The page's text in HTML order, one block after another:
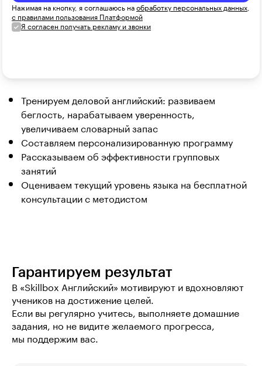
Нажимая на кнопку, я соглашаюсь наобработку персональных данных
с правилами пользования Платформой
Я согласен получать рекламу и звонки
Тренируем деловой английский: развиваем
беглость, нарабатываем уверенность,
увеличиваем словарный запас
Составляем персонализированную программу
Рассказываем об эффективности групповых
занятий
Оцениваем текущий уровень языка на бесплатной
консультации с методистом
Гарантируем результат
В «Skillbox Английский» мотивируют и вдохновляют
учеников на достижение целей.
Если вы регулярно учитесь, выполняете домашние
задания, но не видите желаемого прогресса,
мы поддержим вас.